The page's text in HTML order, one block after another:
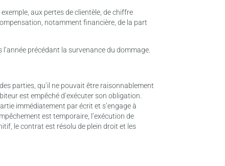
aux pertes de clientèle, de chiffre
notamment financière, de la part
précédant la survenance du dommage.
parties, qu’il ne pouvait être raisonnablement
est empêché d’exécuter son obligation.
immédiatement par écrit et s’engage à
est temporaire, l’exécution de
le contrat est résolu de plein droit et les